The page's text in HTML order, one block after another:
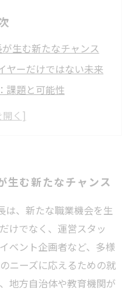
生む新たなチャンス
ヤーだけではない未来
課題と可能性
ミュニティの連携が鍵
生む新たなチャンス
は、新たな職業機会を生
けでなく、運営スタッ
ベント企画者など、多様
ニーズに応えるための就
地方自治体や教育機関が